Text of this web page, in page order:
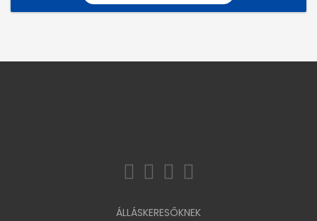
ÁLLÁSKERESŐKNEK